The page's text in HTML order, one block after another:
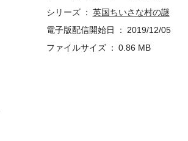
シリーズ
英国ちいさな村の謎
電子版配信開始日
2019/12/05
ファイルサイズ
0.86 MB